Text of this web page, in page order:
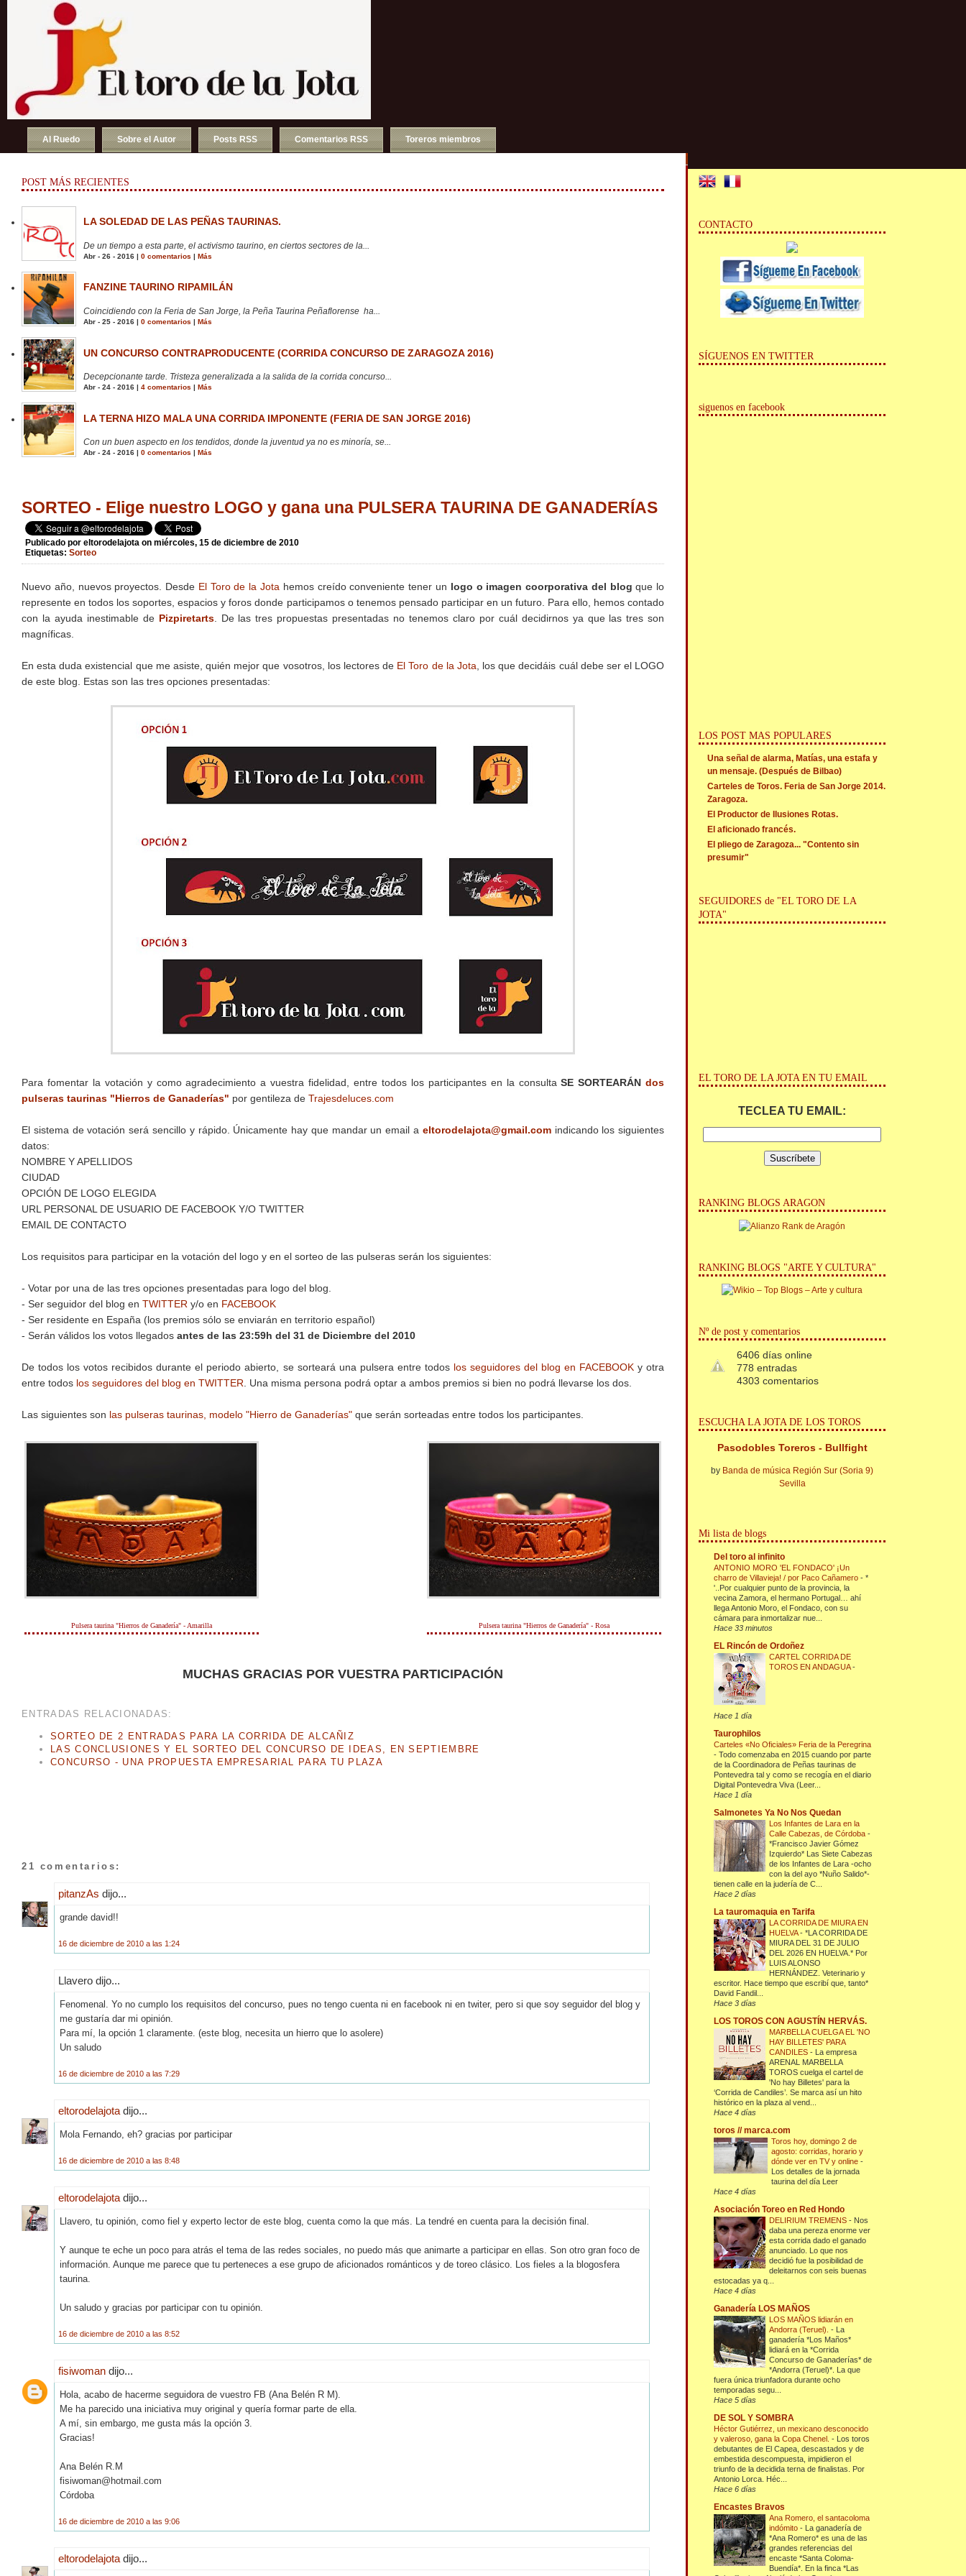
Al Ruedo Sobre el Autor Posts RSS Comentarios RSS Toreros miembros
POST MÁS RECIENTES
LA SOLEDAD DE LAS PEÑAS TAURINAS.
De un tiempo a esta parte, el activismo taurino, en ciertos sectores de la...
Abr - 26 - 2016 | 0 comentarios | Más
FANZINE TAURINO RIPAMILÁN
Coincidiendo con la Feria de San Jorge, la Peña Taurina Peñaflorense ha...
Abr - 25 - 2016 | 0 comentarios | Más
UN CONCURSO CONTRAPRODUCENTE (CORRIDA CONCURSO DE ZARAGOZA 2016)
Decepcionante tarde. Tristeza generalizada a la salida de la corrida concurso...
Abr - 24 - 2016 | 4 comentarios | Más
LA TERNA HIZO MALA UNA CORRIDA IMPONENTE (FERIA DE SAN JORGE 2016)
Con un buen aspecto en los tendidos, donde la juventud ya no es minoría, se...
Abr - 24 - 2016 | 0 comentarios Más
SORTEO - Elige nuestro LOGO y gana una PULSERA TAURINA DE GANADERÍAS
Publicado por eltorodelajota on miércoles, 15 de diciembre de 2010
Etiquetas: Sorteo
Nuevo año, nuevos proyectos. Desde El Toro de la Jota hemos creído conveniente tener un logo o imagen coorporativa del blog que lo
represente en todos los soportes, espacios y foros donde participamos o tenemos pensado participar en un futuro. Para ello, hemos contado
con la ayuda inestimable de Pizpiretarts. De las tres propuestas presentadas no tenemos claro por cuál decidirnos ya que las tres son
magníficas.
En esta duda existencial que me asiste, quién mejor que vosotros, los lectores de El Toro de la Jota , los que decidáis cuál debe ser el LOGO
de este blog. Estas son las tres opciones presentadas:
Para fomentar la votación y como agradecimiento a vuestra fidelidad, entre todos los participantes en la consultaSE SORTEARÁNdos
pulseras taurinas "Hierros de Ganaderías" por gentileza de Trajesdeluces.com
El sistema de votación será sencillo y rápido. Únicamente hay que mandar un email a eltorodelajota@gmail.comindicando los siguientes
datos:
NOMBRE Y APELLIDOS
CIUDAD
OPCIÓN DE LOGO ELEGIDA
URL PERSONAL DE USUARIO DE FACEBOOK Y/O TWITTER
EMAIL DE CONTACTO
Los requisitos para participar en la votación del logo y en el sorteo de las pulseras serán los siguientes:
- Votar por una de las tres opciones presentadas para logo del blog.
- Ser seguidor del blog en TWITTER y/o en FACEBOOK
- Ser residente en España (los premios sólo se enviarán en territorio español)
- Serán válidos los votos llegados antes de las 23:59h del 31 de Diciembre del 2010
De todos los votos recibidos durante el periodo abierto, se sorteará una pulsera entre todos los seguidores del blog en FACEBOOK y otra
entre todos los seguidores del blog en TWITTER . Una misma persona podrá optar a ambos premios si bien no podrá llevarse los dos.
Las siguientes son las pulseras taurinas, modelo "Hierro de Ganaderías" que serán sorteadas entre todos los participantes.
Pulsera taurina "Hierros de Ganadería" - Amarilla Pulsera taurina "Hierros de Ganadería" - Rosa
MUCHAS GRACIAS POR VUESTRA PARTICIPACIÓN
ENTRADAS RELACIONADAS:
SORTEO DE 2 ENTRADAS PARA LA CORRIDA DE ALCAÑIZ
LAS CONCLUSIONES Y EL SORTEO DEL CONCURSO DE IDEAS, EN SEPTIEMBRE
CONCURSO - UNA PROPUESTA EMPRESARIAL PARA TU PLAZA
21 comentarios:
pitanzAs dijo...
grande david!!
16 de diciembre de 2010 a las 1:24
Llavero dijo...
Fenomenal. Yo no cumplo los requisitos del concurso, pues no tengo cuenta ni en facebook ni en twiter, pero si que soy seguidor del blog y
me gustaría dar mi opinión.
Para mí, la opción 1 claramente. (este blog, necesita un hierro que lo asolere)
Un saludo
16 de diciembre de 2010 a las 7:29
eltorodelajota dijo...
Mola Fernando, eh? gracias por participar
16 de diciembre de 2010 a las 8:48
eltorodelajota dijo...
Llavero, tu opinión, como fiel y experto lector de este blog, cuenta como la que más. La tendré en cuenta para la decisión final.
Y aunque te eche un poco para atrás el tema de las redes sociales, no puedo más que animarte a participar en ellas. Son otro gran foco de
información. Aunque me parece que tu perteneces a ese grupo de aficionados románticos y de toreo clásico. Los fieles a la blogosfera
taurina.
Un saludo y gracias por participar con tu opinión.
16 de diciembre de 2010 a las 8:52
fisiwoman dijo...
Hola, acabo de hacerme seguidora de vuestro FB (Ana Belén R M).
Me ha parecido una iniciativa muy original y quería formar parte de ella.
A mí, sin embargo, me gusta más la opción 3.
Gracias!
Ana Belén R.M
fisiwoman@hotmail.com
Córdoba
16 de diciembre de 2010 a las 9:06
eltorodelajota dijo...
CONTACTO
SÍGUENOS EN TWITTER
siguenos en facebook
LOS POST MAS POPULARES
Una señal de alarma, Matías, una estafa y
un mensaje. (Después de Bilbao)
Carteles de Toros. Feria de San Jorge 2014.
Zaragoza.
El Productor de Ilusiones Rotas.
El aficionado francés.
El pliego de Zaragoza... "Contento sin
presumir"
SEGUIDORES de "EL TORO DE LA
JOTA"
EL TORO DE LA JOTA EN TU EMAIL
TECLEA TU EMAIL:
RANKING BLOGS ARAGON
RANKING BLOGS "ARTE Y CULTURA"
Nº de post y comentarios
6406 días online
778 entradas
4303 comentarios
ESCUCHA LA JOTA DE LOS TOROS
Pasodobles Toreros - Bullfight
by Banda de música Región Sur (Soria 9)
Sevilla
Mi lista de blogs
Del toro al infinito
ANTONIO MORO 'EL FONDACO' ¡Un
charro de Villavieja! / por Paco Cañamero-*
'..Por cualquier punto de la provincia, la
vecina Zamora, el hermano Portugal… ahí
llega Antonio Moro, el Fondaco, con su
cámara para inmortalizar nue...
Hace 33 minutos
EL Rincón de Ordoñez
CARTEL CORRIDA DE
TOROS EN ANDAGUA-
Hace 1 día
Taurophilos
Carteles «No Oficiales» Feria de la Peregrina
-Todo comenzaba en 2015 cuando por parte
de la Coordinadora de Peñas taurinas de
Pontevedra tal y como se recogía en el diario
Digital Pontevedra Viva (Leer...
Hace 1 día
Salmonetes Ya No Nos Quedan
Los Infantes de Lara en la
Calle Cabezas, de Córdoba-
*Francisco Javier Gómez
Izquierdo* Las Siete Cabezas
de los Infantes de Lara -ocho
con la del ayo *Nuño Salido*-
tienen calle en la judería de C...
Hace 2 días
La tauromaquia en Tarifa
LA CORRIDA DE MIURA EN
HUELVA-*LA CORRIDA DE
MIURA DEL 31 DE JULIO
DEL 2026 EN HUELVA.* Por
LUIS ALONSO
HERNÁNDEZ. Veterinario y
escritor. Hace tiempo que escribí que, tanto*
David Fandil...
Hace 3 días
LOS TOROS CON AGUSTÍN HERVÁS.
MARBELLA CUELGA EL 'NO
HAY BILLETES' PARA
CANDILES- La empresa
ARENAL MARBELLA
TOROS cuelga el cartel de
'No hay Billetes' para la
‘Corrida de Candiles’. Se marca así un hito
histórico en la plaza al vend...
Hace 4 días
toros // marca.com
Toros hoy, domingo 2 de
agosto: corridas, horario y
dónde ver en TV y online-
Los detalles de la jornada
taurina del día Leer
Hace 4 días
Asociación Toreo en Red Hondo
DELIRIUM TREMENS- Nos
daba una pereza enorme ver
esta corrida dado el ganado
anunciado. Lo que nos
decidió fue la posibilidad de
deleitarnos con seis buenas
estocadas ya q...
Hace 4 días
Ganadería LOS MAÑOS
LOS MAÑOS lidiarán en
Andorra (Teruel).- La
ganadería *Los Maños*
lidiará en la *Corrida
Concurso de Ganaderías* de
*Andorra (Teruel)*. La que
fuera única triunfadora durante ocho
temporadas segu...
Hace 5 días
DE SOL Y SOMBRA
Héctor Gutiérrez, un mexicano desconocido
y valeroso, gana la Copa Chenel.- Los toros
debutantes de El Capea, descastados y de
embestida descompuesta, impidieron el
triunfo de la decidida terna de finalistas. Por
Antonio Lorca. Héc...
Hace 6 días
Encastes Bravos
Ana Romero, el santacoloma
indómito- La ganadería de
*Ana Romero* es una de las
grandes referencias del
encaste *Santa Coloma-
Buendía*. En la finca *Las